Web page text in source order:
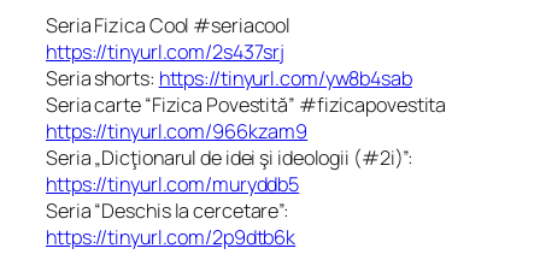
Seria Fizica Cool #seriacool
https://tinyurl.com/2s437srj
Seria shorts: https://tinyurl.com/yw8b4sab
Seria carte “Fizica Povestită” #fizicapovestita
https://tinyurl.com/966kzam9
Seria „Dicţionarul de idei şi ideologii (#2i)”:
https://tinyurl.com/muryddb5
Seria “Deschis la cercetare”:
https://tinyurl.com/2p9dtb6k